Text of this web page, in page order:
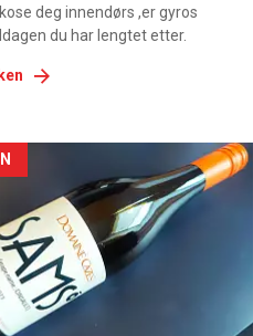
deg innendørs ,er gyros
du har lengtet etter.